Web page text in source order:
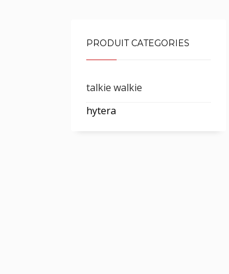
PRODUIT CATEGORIES
talkie walkie
hytera